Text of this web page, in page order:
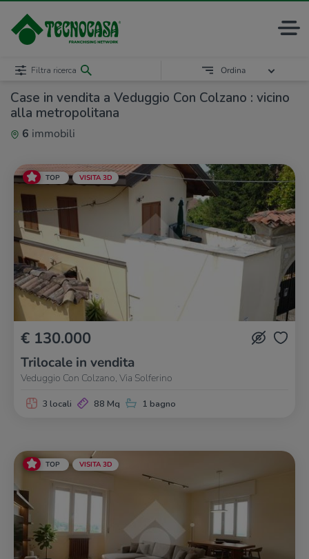
Case in vendita a Veduggio Con Colzano : vicino
alla metropolitana
6 immobili
Filtra ricerca Ordina
TOP VISITA 3D
€ 130.000
Trilocale in vendita
Veduggio Con Colzano, Via Solferino
3 locali 88 Mq 1 bagno
TOP VISITA 3D